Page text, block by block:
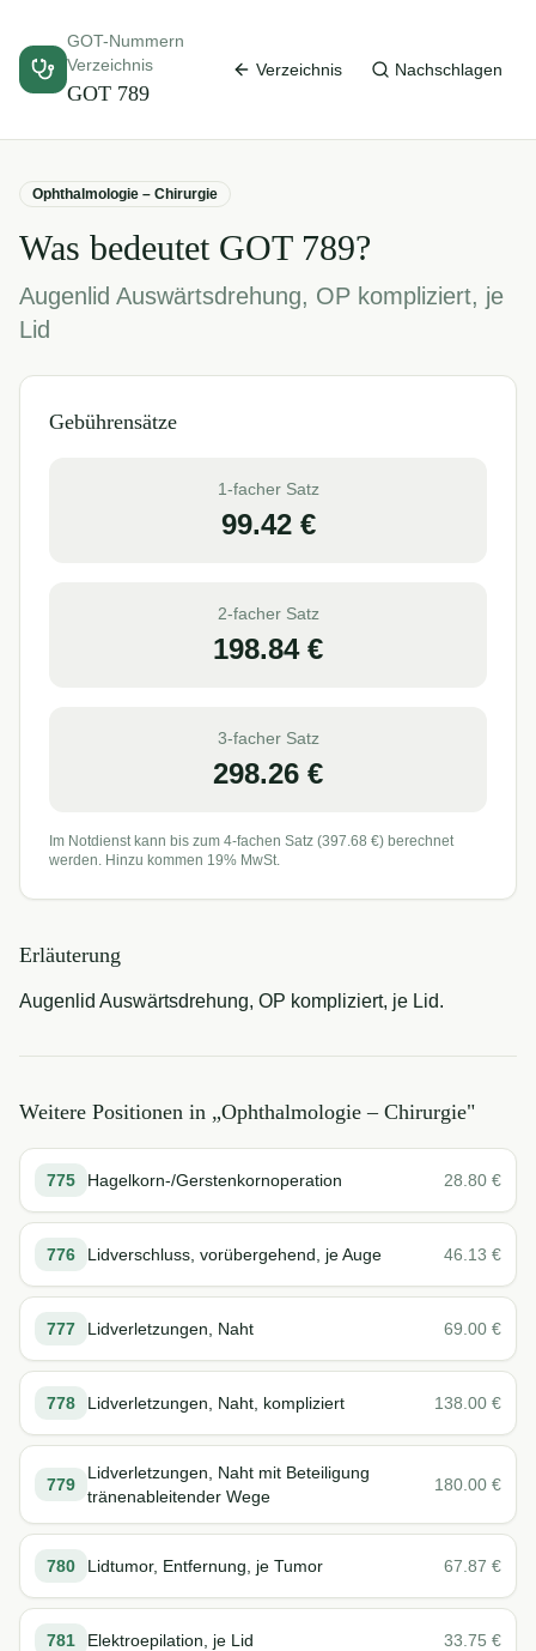
GOT-Nummern
Verzeichnis
GOT 789
Verzeichnis Nachschlagen
Ophthalmologie – Chirurgie
Was bedeutet GOT 789?
Augenlid Auswärtsdrehung, OP kompliziert, je
Lid
Gebührensätze
1-facher Satz
99.42€
2-facher Satz
198.84€
3-facher Satz
298.26 €
Im Notdienst kann bis zum 4-fachen Satz (397.68 €) berechnet
werden. Hinzu kommen 19% MwSt.
Erläuterung
Augenlid Auswärtsdrehung, OP kompliziert, je Lid.
Weitere Positionen in „Ophthalmologie – Chirurgie"
775 Hagelkorn-/Gerstenkornoperation 28.80 €
776 Lidverschluss, vorübergehend, je Auge 46.13 €
777 Lidverletzungen, Naht 69.00 €
778 Lidverletzungen, Naht, kompliziert 138.00 €
779
Lidverletzungen, Naht mit Beteiligung
tränenableitender Wege
180.00 €
780 Lidtumor, Entfernung, je Tumor 67.87 €
781 Elektroepilation, je Lid 33.75 €